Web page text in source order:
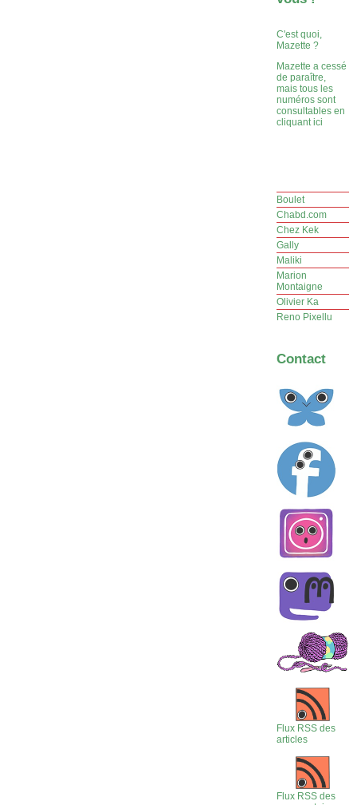
C'est quoi,
Mazette ?
Mazette a cessé
de paraître,
mais tous les
numéros sont
consultables en
cliquant ici
Boulet
Chabd.com
Chez Kek
Gally
Maliki
Marion
Montaigne
Olivier Ka
Reno Pixellu
Contact
Flux RSS des
articles
Flux RSS des